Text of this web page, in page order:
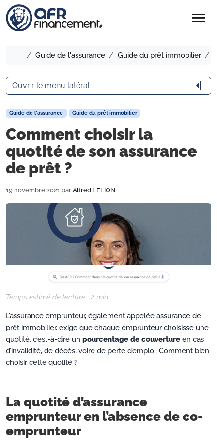
menu
Accueil
Guide de l'assurance Guide du prêt immobilier
Guide de l'assurance Guide du prêt immobilier
Comment choisir la
quotité de son assurance
de prêt ?
19 novembre 2021 par Alfred LELION
Temps estimé de lecture : 2 min
L’assurance emprunteur, également appelée assurance de
prêt immobilier, exige que chaque emprunteur choisisse une
quotité, c’est-à-dire un pourcentage de couverture en cas
d’invalidité, de décès, voire de perte d’emploi. Comment bien
choisir cette quotité ?
La quotité d’assurance
emprunteur en l’absence de co-
emprunteur
Ouvrir le menu latéral arrow_menu_close